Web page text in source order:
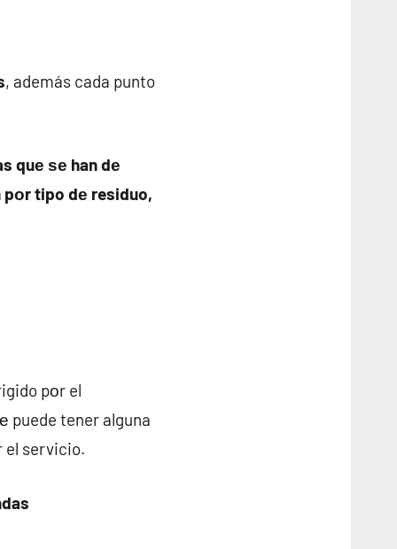
, además cada punto
quе ѕе han dе
pοr tipo dе residuo,
pοr el
puede tener alguna
el servicio.